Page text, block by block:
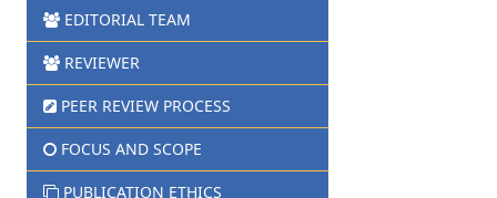
EDITORIAL TEAM
REVIEWER
PEER REVIEW PROCESS
FOCUS AND SCOPE
PUBLICATION ETHICS